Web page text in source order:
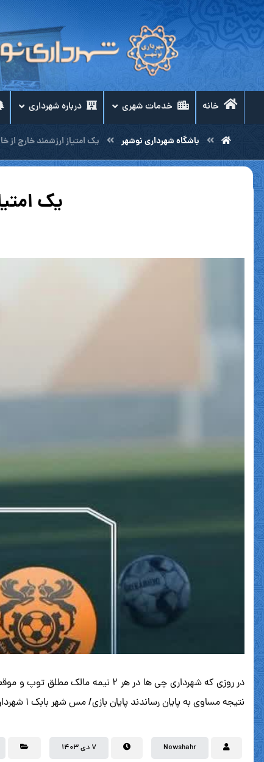
خانه خدمات شهری درباره شهرداری
باشگاه شهرداری نوشهر يك امتياز ارزشمند خارج از
یک
نتیجه مساوى به پایان رساندند پایان بازى/ مس شهر بابک ۱ شهردارى نوشهر ۱
Nowshahr ۷ دی ۱۴۰۳